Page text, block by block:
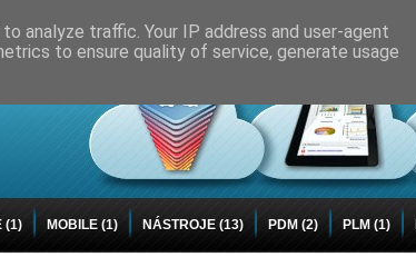
(1) MOBILE (1) NÁSTROJE (13) PDM (2) PLM (1)
analyze traffic. Your IP address and user-agent
to ensure quality of service, generate usage